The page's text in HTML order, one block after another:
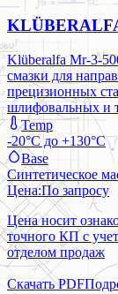
Klüberalfa Mr-3-
смазки для
прецизионных
шлифовальных и
Temp
-20°C до +130°C
Base
Синтетическое
Цена:По запросу
Цена носит
точного КП с
отделом продаж
Скачать PDF